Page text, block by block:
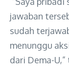
jawaban
sudah
menunggu
dari Dema-